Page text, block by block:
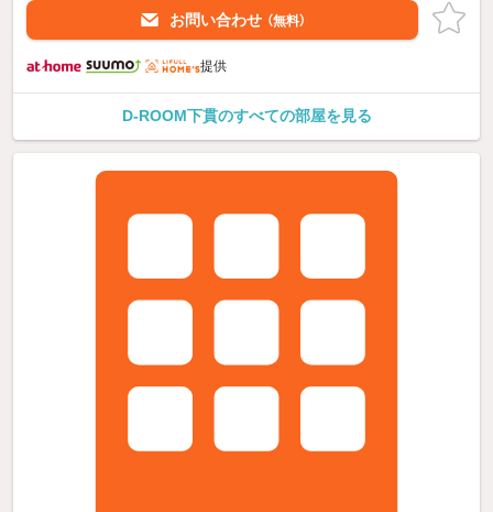
お問い合わせ （無料）
提供
D-ROOM下貫のすべての部屋を見る